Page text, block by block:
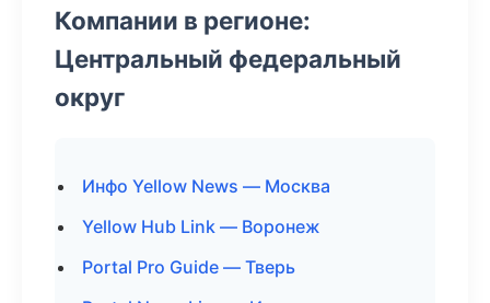
Компании в регионе:
Центральный федеральный
округ
Инфо Yellow News — Москва
Yellow Hub Link — Воронеж
Portal Pro Guide — Тверь